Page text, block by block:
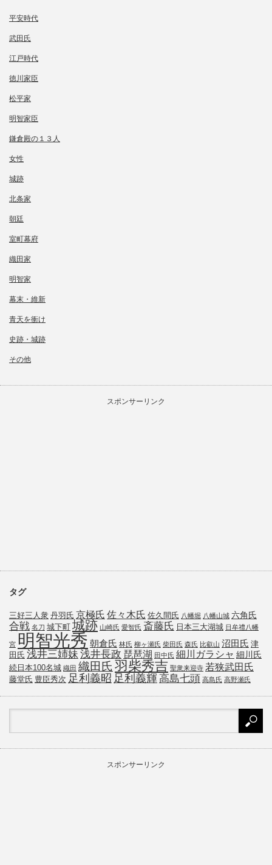
平安時代
武田氏
江戸時代
徳川家臣
松平家
明智家臣
鎌倉殿の１３人
女性
城跡
北条家
朝廷
室町幕府
織田家
明智家
幕末・維新
青天を衝け
史跡・城跡
その他
スポンサーリンク
タグ
三好三人衆 丹羽氏 京極氏 佐々木氏 佐久間氏 八幡堀 八幡山城 六角氏
合戦 名刀 城下町 城跡 山崎氏 愛智氏 斎藤氏 日本三大湖城 日牟禮八幡
宮 明智光秀 朝倉氏 林氏 柳ヶ瀬氏 柴田氏 森氏 比叡山 沼田氏 津
田氏 浅井三姉妹 浅井長政 琵琶湖 田中氏 細川ガラシャ 細川氏
続日本100名城 織田 織田氏 羽柴秀吉 聖衆来迎寺 若狭武田氏
藤堂氏 豊臣秀次 足利義昭 足利義輝高島七頭 高島氏 高野瀬氏
スポンサーリンク